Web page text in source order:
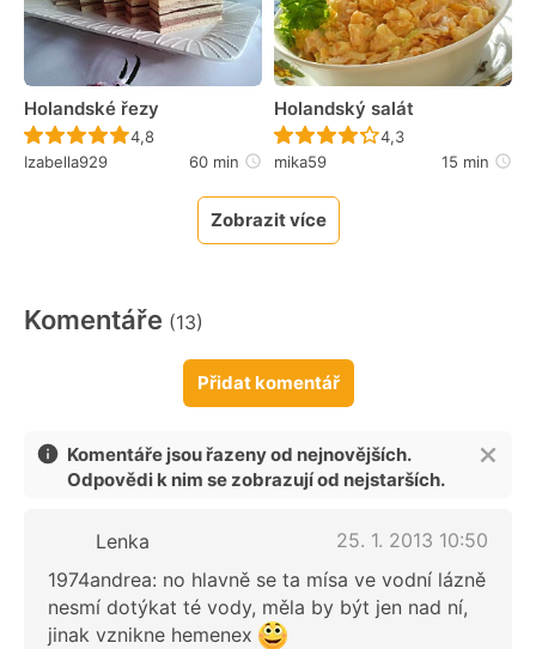
Holandské řezy
Recept ještě nebyl hodnocen
4,8
Izabella929
60 min
Holandský salát
Recept ještě nebyl
4,3
mika59
15 min
Zobrazit více
Komentáře (13)
Přidat komentář
Komentáře jsou řazeny od nejnovějších.
Odpovědi k nim se zobrazují od nejstarších.
Lenka
25. 1. 2013 10:50
1974andrea: no hlavně se ta mísa ve vodní lázně
nesmí dotýkat té vody, měla by být jen nad ní,
jinak vznikne hemenex